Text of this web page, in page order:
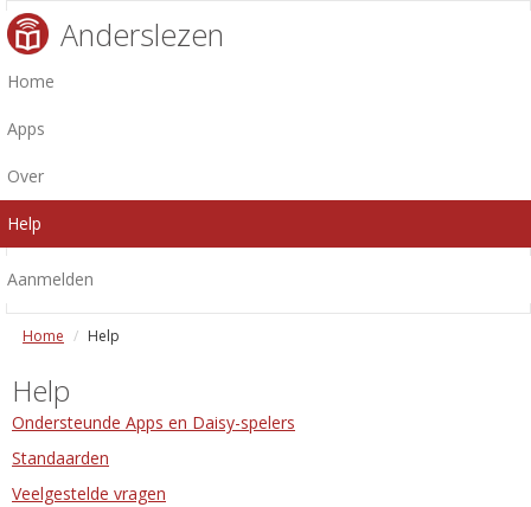
Anderslezen
Home
Apps
Over
Help
Aanmelden
Home Help
Help
Ondersteunde Apps en Daisy-spelers
Standaarden
Veelgestelde vragen